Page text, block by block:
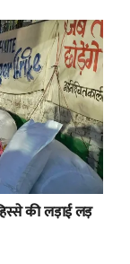
की लड़ाई लड़